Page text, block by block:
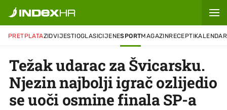
PRETPLATAZIDVIJESTIOGLASICIJENESPORTMAGAZINRECEPTIKALENDAR
Težak udarac za Švicarsku.
Njezin najbolji igrač ozlijedio
se uoči osmine finala SP-a